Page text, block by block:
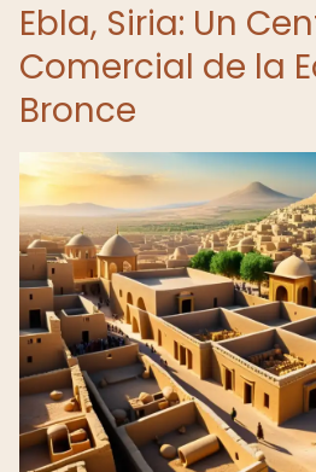
Ebla, Siria: Un
Comercial de la
Bronce